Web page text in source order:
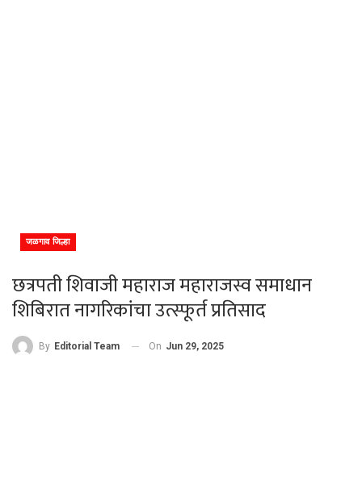
जळगाव जिल्हा
छत्रपती शिवाजी महाराज महाराजस्व समाधान
शिबिरात नागरिकांचा उत्स्फूर्त प्रतिसाद
By Editorial Team On Jun 29, 2025